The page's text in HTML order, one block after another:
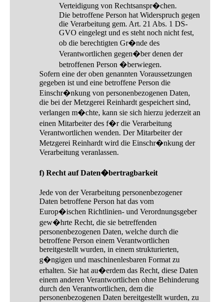
Verteidigung von Rechtsanspr�chen.
Die betroffene Person hat Widerspruch gegen
die Verarbeitung gem. Art. 21 Abs. 1 DS-
GVO eingelegt und es steht noch nicht fest,
ob die berechtigten Gr�nde des
Verantwortlichen gegen�ber denen der
betroffenen Person �berwiegen.
Sofern eine der oben genannten Voraussetzungen
gegeben ist und eine betroffene Person die
Einschr�nkung von personenbezogenen Daten,
die bei der Metzgerei Reinhardt gespeichert sind,
verlangen m�chte, kann sie sich hierzu jederzeit an
einen Mitarbeiter des f�r die Verarbeitung
Verantwortlichen wenden. Der Mitarbeiter der
Metzgerei Reinhardt wird die Einschr�nkung der
Verarbeitung veranlassen.
f) Recht auf Daten�bertragbarkeit
Jede von der Verarbeitung personenbezogener
Daten betroffene Person hat das vom
Europ�ischen Richtlinien- und Verordnungsgeber
gew�hrte Recht, die sie betreffenden
personenbezogenen Daten, welche durch die
betroffene Person einem Verantwortlichen
bereitgestellt wurden, in einem strukturierten,
g�ngigen und maschinenlesbaren Format zu
erhalten. Sie hat au�erdem das Recht, diese Daten
einem anderen Verantwortlichen ohne Behinderung
durch den Verantwortlichen, dem die
personenbezogenen Daten bereitgestellt wurden, zu